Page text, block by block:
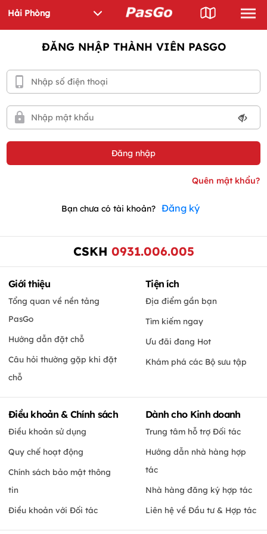
ĐĂNG NHẬP THÀNH VIÊN PASGO
Bạn chưa có tài khoản? Đăng ký
CSKH 0931.006.005
Giới thiệu
Tổng quan về nền tảng
PasGo
Hướng dẫn đặt chỗ
Câu hỏi thường gặp khi đặt
chỗ
Tiện ích
Địa điểm gần bạn
Tìm kiếm ngay
Ưu đãi đang Hot
Khám phá các Bộ sưu tập
Điều khoản & Chính sách
Điều khoản sử dụng
Quy chế hoạt động
Chính sách bảo mật thông
tin
Điều khoản với Đối tác
Dành cho Kinh doanh
Trung tâm hỗ trợ Đối tác
Hướng dẫn nhà hàng hợp
tác
Nhà hàng đăng ký hợp tác
Liên hệ về Đầu tư & Hợp tác